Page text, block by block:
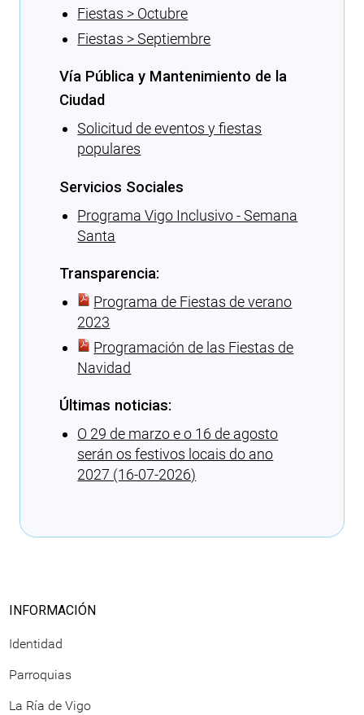
Fiestas > Octubre
Fiestas > Septiembre
Vía Pública y Mantenimiento de la
Ciudad
Solicitud de eventos y fiestas
populares
Servicios Sociales
Programa Vigo Inclusivo - Semana
Santa
Transparencia:
Programa de Fiestas de verano
2023
Programación de las Fiestas de
Navidad
Últimas noticias:
O 29 de marzo e o 16 de agosto
serán os festivos locais do ano
2027 (16-07-2026)
INFORMACIÓN
Identidad
Parroquias
La Ría de Vigo